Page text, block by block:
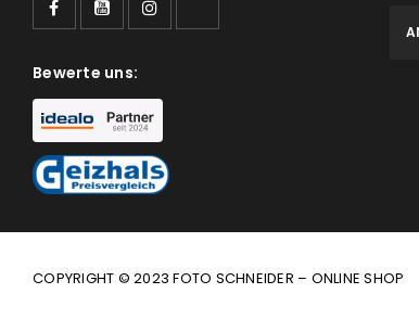
Bewerte uns:
COPYRIGHT © 2023 FOTO SCHNEIDER – ONLINE SHOP